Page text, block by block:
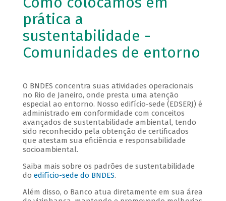
prática a
sustentabilidade -
Comunidades de entorno
O BNDES concentra suas atividades operacionais
no Rio de Janeiro, onde presta uma atenção
especial ao entorno. Nosso edifício-sede (EDSERJ) é
administrado em conformidade com conceitos
avançados de sustentabilidade ambiental, tendo
sido reconhecido pela obtenção de certificados
que atestam sua eficiência e responsabilidade
socioambiental.
Saiba mais sobre os padrões de sustentabilidade
do edifício-sede do BNDES.
Além disso, o Banco atua diretamente em sua área